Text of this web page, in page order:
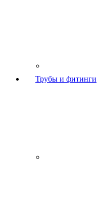
Трубы и фитинги